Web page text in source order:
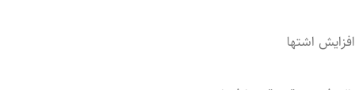
افزایش اشتها